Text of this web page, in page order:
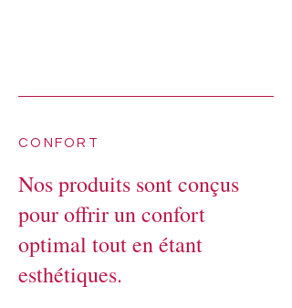
Nos produits sont conçus
pour offrir un confort
optimal tout en étant
esthétiques.
CONFORT